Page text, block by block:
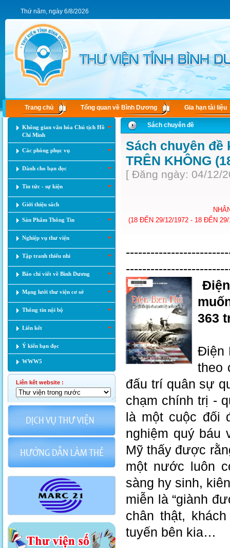
Thứ năm, ngày 6/8/2026
Trang chủ Tổng quan về Bình Dương Gia hạn tài liệu
Không gian văn hóa Chủ tịch Hồ
Chí Minh
Các phòng phục vụ
Dành cho bạn đọc
Tin tức - sự kiện
Giới thiệu sách
Sản Phẩm Thông Tin
Nghiệp vụ thư viện
Tập tranh thiếu nhi
Báo chí viết về Bình Dương
Mạng lưới thư viện cơ sở
Thông tin nội bộ
Liên kết
Ý kiến bạn đọc
WWW5
Liên kết website :
Sách chuyên đề
Sách chuyên đề
TRÊN KHÔNG
[ Đăng ngày: 04/12/
(18 ĐẾN 29/12/1972 - 18 ĐẾN
363
Điện
theo
đấu trí quân sự
chạm chính trị -
là một cuộc đối
nghiệm quý báu
Mỹ thấy được
một nước luôn
sàng hy sinh,
miễn là “giành
chân thật,
tuyến bên kia…